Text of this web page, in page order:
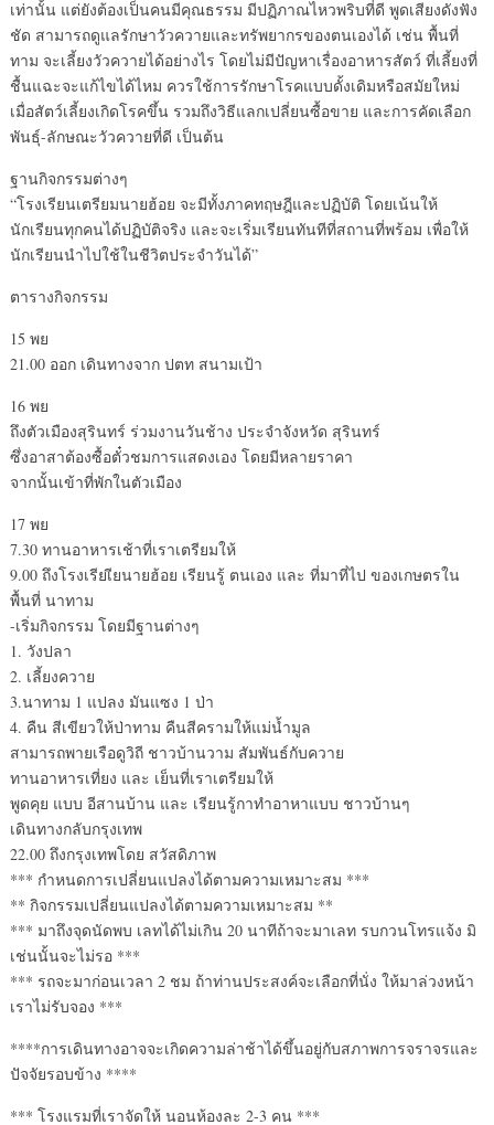
เท่านั้น แต่ยังต้องเป็นคนมีคุณธรรม มีปฏิภาณไหวพริบที่ดี พูดเสียงดังฟัง
ชัด สามารถดูแลรักษาวัวควายและทรัพยากรของตนเองได้ เช่น พื้นที่
ทาม จะเลี้ยงวัวควายได้อย่างไร โดยไม่มีปัญหาเรื่องอาหารสัตว์ ที่เลี้ยงที่
ชื้นแฉะจะแก้ไขได้ไหม ควรใช้การรักษาโรคแบบดั้งเดิมหรือสมัยใหม่
เมื่อสัตว์เลี้ยงเกิดโรคขึ้น รวมถึงวิธีแลกเปลี่ยนซื้อขาย และการคัดเลือก
พันธุ์-ลักษณะวัวควายที่ดี เป็นต้น
ฐานกิจกรรมต่างๆ
“โรงเรียนเตรียมนายฮ้อย จะมีทั้งภาคทฤษฎีและปฏิบัติ โดยเน้นให้
นักเรียนทุกคนได้ปฏิบัติจริง และจะเริ่มเรียนทันทีที่สถานที่พร้อม เพื่อให้
นักเรียนนำไปใช้ในชีวิตประจำวันได้”
ตารางกิจกรรม
15 พย
21.00 ออก เดินทางจาก ปตท สนามเป้า
16 พย
ถึงตัวเมืองสุรินทร์ ร่วมงานวันช้าง ประจำจังหวัด สุรินทร์
ซึ่งอาสาต้องซื้อตั๋วชมการแสดงเอง โดยมีหลายราคา
จากนั้นเข้าที่พักในตัวเมือง
17 พย
7.30 ทานอาหารเช้าที่เราเตรียมให้
9.00 ถึงโรงเรียเียนายฮ้อย เรียนรู้ ตนเอง และ ที่มาที่ไป ของเกษตรใน
พื้นที่ นาทาม
-เริ่มกิจกรรม โดยมีฐานต่างๆ
1. วังปลา
2. เลี้ยงควาย
3.นาทาม 1 แปลง มันแซง 1 ป่า
4. คืน สีเขียวให้ป่าทาม คืนสีครามให้แม่น้ำมูล
สามารถพายเรือดูวิถี ชาวบ้านวาม สัมพันธ์กับควาย
ทานอาหารเที่ยง และ เย็นที่เราเตรียมให้
พูดคุย แบบ อีสานบ้าน และ เรียนรู้กาทำอาหาแบบ ชาวบ้านๆ
เดินทางกลับกรุงเทพ
22.00 ถึงกรุงเทพโดย สวัสดิภาพ
*** กำหนดการเปลี่ยนแปลงได้ตามความเหมาะสม ***
** กิจกรรมเปลี่ยนแปลงได้ตามความเหมาะสม **
*** มาถึงจุดนัดพบ เลทได้ไม่เกิน 20 นาทีถ้าจะมาเลท รบกวนโทรแจ้ง มิ
เช่นนั้นจะไม่รอ ***
*** รถจะมาก่อนเวลา 2 ชม ถ้าท่านประสงค์จะเลือกที่นั่ง ให้มาล่วงหน้า
เราไม่รับจอง ***
****การเดินทางอาจจะเกิดความล่าช้าได้ขึ้นอยู่กับสภาพการจราจรและ
ปัจจัยรอบข้าง ****
*** โรงแรมที่เราจัดให้ นอนห้องละ 2-3 คน ***